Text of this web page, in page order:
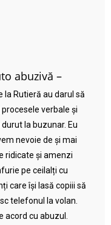
abuzivă –
la Rutieră au darul să
verbale și
la buzunar. Eu
nevoie de și mai
ridicate și amenzi
pe ceilalți cu
care își lasă copiii să
telefonul la volan.
cu abuzul.